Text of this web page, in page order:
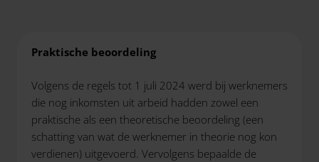
Praktische beoordeling
Volgens de regels tot 1 juli 2024 werd bij werknemers
die nog inkomsten uit arbeid hadden zowel een
praktische als een theoretische beoordeling (een
schatting van wat de werknemer in theorie nog kon
verdienen) uitgevoerd. Vervolgens bepaalde de